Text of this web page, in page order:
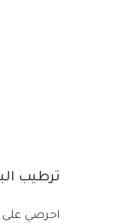
ترطيب
احرصي